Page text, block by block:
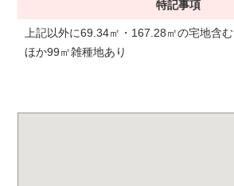
特記事項
上記以外に69.34㎡・167.28㎡の宅地含む
ほか99㎡雑種地あり